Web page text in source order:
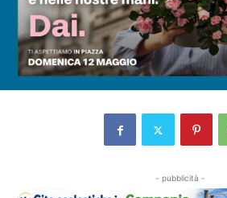
- pubblicità -